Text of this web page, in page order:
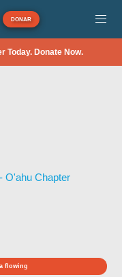
DONAR
Today. Donate Now.
O'ahu Chapter
flowing